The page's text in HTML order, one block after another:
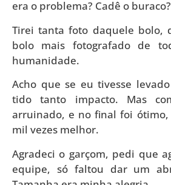
era o problema? Cadê o buraco?
Tirei tanta foto daquele bolo,
bolo mais fotografado de
humanidade.
Acho que se eu tivesse
tido tanto impacto. Mas
arruinado, e no final foi ótimo,
mil vezes melhor.
Agradeci o garçom, pedi que
equipe, só faltou dar um